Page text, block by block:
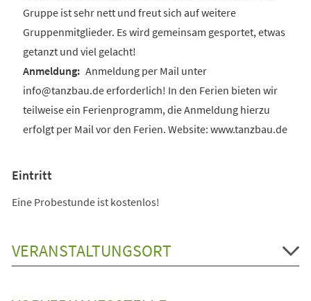
Gruppe ist sehr nett und freut sich auf weitere
Gruppenmitglieder. Es wird gemeinsam gesportet, etwas
getanzt und viel gelacht!
Anmeldung per Mail unter
info@tanzbau.de erforderlich! In den Ferien bieten wir
teilweise ein Ferienprogramm, die Anmeldung hierzu
erfolgt per Mail vor den Ferien. Website: www.tanzbau.de
Eintritt
Eine Probestunde ist kostenlos!
VERANSTALTUNGSORT